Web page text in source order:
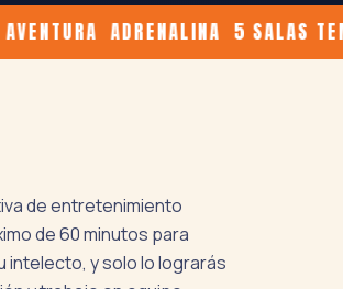
ADRENALINA 5 SALAS
de entretenimiento
de 60 minutos para
intelecto, y solo lo lograrás